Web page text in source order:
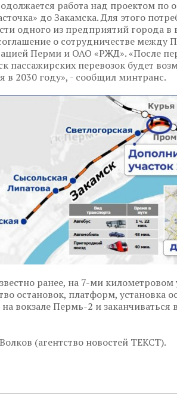
работа над проектом по
до Закамска. Для этого
одного из предприятий города
о сотрудничестве между
Перми и ОАО «РЖД». «После
пассажирских перевозок будет
в 2030 году», - сообщил минтранс.
ранее, на 7-ми
остановок, платформ,
вокзале Пермь-2 и заканчиваться
(агентство новостей ТЕКСТ).